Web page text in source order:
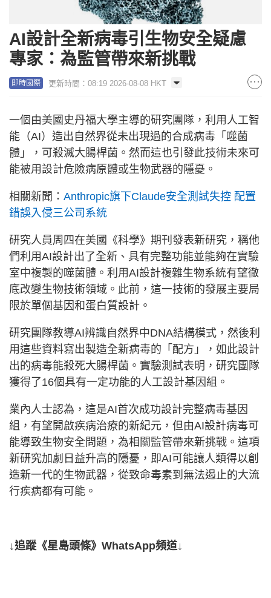
AI設計全新病毒引生物安全疑慮
專家：為監管帶來新挑戰
即時國際 更新時間：08:19 2026-08-08 HKT
一個由美國史丹福大學主導的研究團隊，利用人工智
能（AI）造出自然界從未出現過的合成病毒「噬菌
體」，可殺滅大腸桿菌。然而這也引發此技術未來可
能被用設計危險病原體或生物武器的隱憂。
相關新聞： Anthropic旗下Claude安全測試失控 配置
錯誤入侵三公司系統
研究人員周四在美國《科學》期刊發表新研究，稱他
們利用AI設計出了全新、具有完整功能並能夠在實驗
室中複製的噬菌體。利用AI設計複雜生物系統有望徹
底改變生物技術領域。此前，這一技術的發展主要局
限於單個基因和蛋白質設計。
研究團隊教導AI辨識自然界中DNA結構模式，然後利
用這些資料寫出製造全新病毒的「配方」，如此設計
出的病毒能殺死大腸桿菌。實驗測試表明，研究團隊
獲得了16個具有一定功能的人工設計基因組。
業內人士認為，這是AI首次成功設計完整病毒基因
組，有望開啟疾病治療的新紀元，但由AI設計病毒可
能導致生物安全問題，為相關監管帶來新挑戰。這項
新研究加劇日益升高的隱憂，即AI可能讓人類得以創
造新一代的生物武器，從致命毒素到無法遏止的大流
行疾病都有可能。
↓追蹤《星島頭條》WhatsApp頻道↓